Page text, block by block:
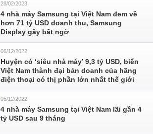
28/02/2023
4 nhà máy Samsung tại Việt Nam đem về
hơn 71 tỷ USD doanh thu, Samsung
Display gây bất ngờ
06/12/2022
Huyện có ‘siêu nhà máy’ 9,3 tỷ USD, biến
Việt Nam thành đại bản doanh của hãng
điện thoại có thị phần lớn nhất thế giới
05/12/2022
4 nhà máy Samsung tại Việt Nam lãi gần 4
tỷ USD sau 9 tháng